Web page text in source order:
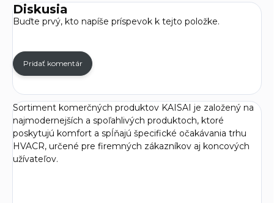
Diskusia
Buďte prvý, kto napíše príspevok k tejto položke.
Pridať komentár
Sortiment komerčných produktov KAISAI je založený na
najmodernejších a spoľahlivých produktoch, ktoré
poskytujú komfort a spĺňajú špecifické očakávania trhu
HVACR, určené pre firemných zákazníkov aj koncových
užívateľov.